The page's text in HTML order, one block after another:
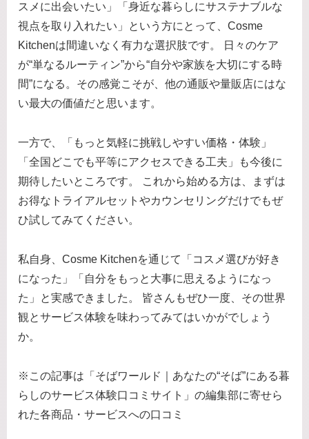
スメに出会いたい」「身近な暮らしにサステナブルな
視点を取り入れたい」という方にとって、Cosme
Kitchenは間違いなく有力な選択肢です。 日々のケア
が“単なるルーティン”から“自分や家族を大切にする時
間”になる。その感覚こそが、他の通販や量販店にはな
い最大の価値だと思います。
一方で、「もっと気軽に挑戦しやすい価格・体験」
「全国どこでも平等にアクセスできる工夫」も今後に
期待したいところです。 これから始める方は、まずは
お得なトライアルセットやカウンセリングだけでもぜ
ひ試してみてください。
私自身、Cosme Kitchenを通じて「コスメ選びが好き
になった」「自分をもっと大事に思えるようになっ
た」と実感できました。 皆さんもぜひ一度、その世界
観とサービス体験を味わってみてはいかがでしょう
か。
※この記事は「そばワールド｜あなたの“そば”にある暮
らしのサービス体験口コミサイト」の編集部に寄せら
れた各商品・サービスへの口コミ